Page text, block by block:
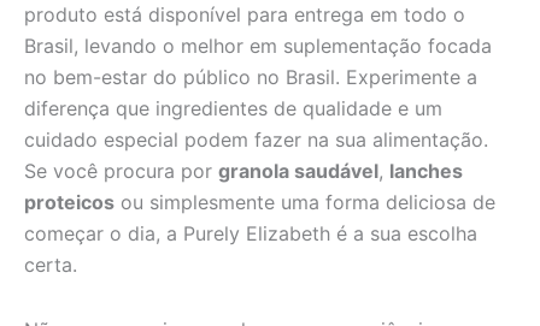
produto está disponível para entrega em todo o
Brasil, levando o melhor em suplementação focada
no bem-estar do público no Brasil. Experimente a
diferença que ingredientes de qualidade e um
cuidado especial podem fazer na sua alimentação.
Se você procura por granola saudável, lanches
proteicos ou simplesmente uma forma deliciosa de
começar o dia, a Purely Elizabeth é a sua escolha
certa.